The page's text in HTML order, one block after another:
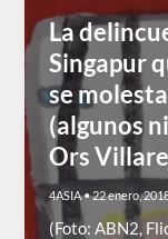
La
Singapur
se
(algunos
Ors
4ASIA•22 enero,
(Foto: ABN2,